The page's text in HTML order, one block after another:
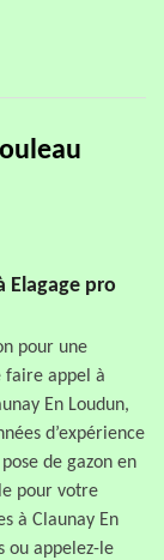
Elagage pro
pour une
faire appel à
En Loudun,
d’expérience
de gazon en
pour votre
à Claunay En
ou appelez-le